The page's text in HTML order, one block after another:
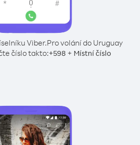
Viber.Pro volání do Uruguay
číslo takto:+598 + Místní číslo